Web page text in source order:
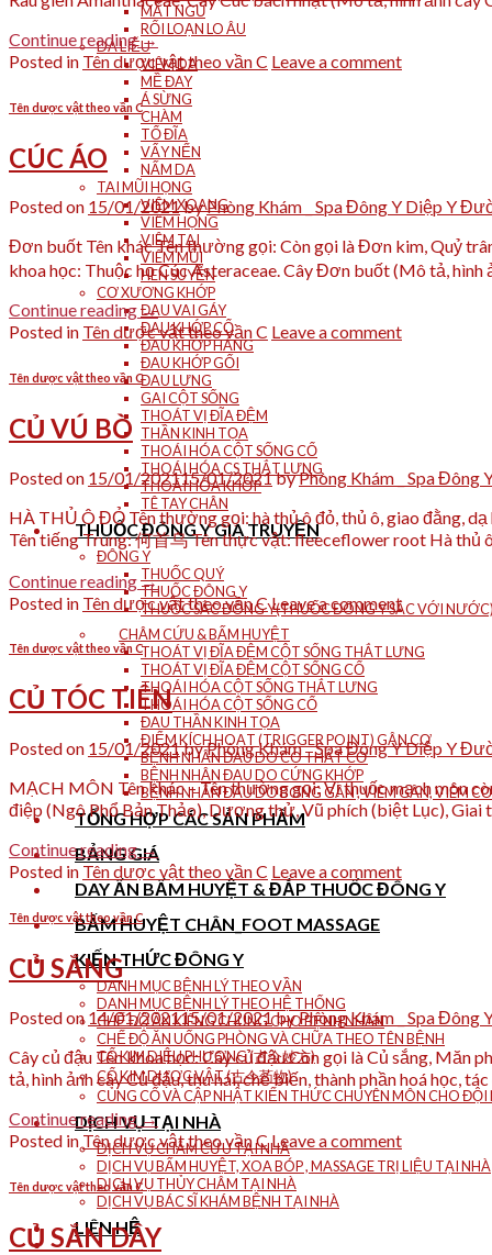
MẤT NGỦ
RỐI LOẠN LO ÂU
DA LIỄU
VIÊM DA
MỀ ĐAY
Á SỪNG
CHÀM
TỔ ĐĨA
VẨY NẾN
NẤM DA
TAI MŨI HỌNG
VIÊM XOANG
VIÊM HỌNG
VIÊM TAI
VIÊM MŨI
HEN SUYỄN
CƠ XƯƠNG KHỚP
ĐAU VAI GÁY
ĐAU KHỚP CỔ
ĐAU KHỚP HÁNG
ĐAU KHỚP GỐI
ĐAU LƯNG
GAI CỘT SỐNG
THOÁT VỊ ĐĨA ĐỆM
THẦN KINH TỌA
THOÁI HÓA CỘT SỐNG CỔ
THOÁI HÓA CS THẮT LƯNG
THOÁI HÓA KHỚP
TÊ TAY CHÂN
THUỐC ĐÔNG Y GIA TRUYỀN
ĐÔNG Y
THUỐC QUÝ
THUỐC ĐÔNG Y
THUỐC SẮC ĐÔNG Y(THUỐC ĐÔNG Y SẮC VỚI NƯỚC)
CHÂM CỨU & BẤM HUYỆT
THOÁT VỊ ĐĨA ĐỆM CỘT SỐNG THẮT LƯNG
THOÁT VỊ ĐĨA ĐỆM CỘT SỐNG CỔ
THOÁI HÓA CỘT SỐNG THẮT LƯNG
THOÁI HÓA CỘT SỐNG CỔ
ĐAU THẦN KINH TỌA
ĐIỂM KÍCH HOẠT (TRIGGER POINT) GÂN CƠ
BỆNH NHÂN ĐAU DO CO THẮT CƠ
BỆNH NHÂN ĐAU DO CỨNG KHỚP
BỆNH NHÂN ĐAU DO BONG GÂN , VIÊM GÂN, VIÊM
TỔNG HỢP CÁC SẢN PHẨM
BẢNG GIÁ
DAY ẤN BẤM HUYỆT & ĐẮP THUỐC ĐÔNG Y
BẤM HUYỆT CHÂN_FOOT MASSAGE
KIẾN THỨC ĐÔNG Y
DANH MỤC BỆNH LÝ THEO VẦN
DANH MỤC BỆNH LÝ THEO HỆ THỐNG
CHẾ ĐỘ ĂN KIÊNG CHUNG CHO BỆNH NHÂN
CHẾ ĐỘ ĂN UỐNG PHÒNG VÀ CHỮA THEO TÊN BỆNH
CỔ KIM DIỆU PHƯƠNG (古今妙方)
CỔ KIM DƯỢC VẬT (古今药物)
CỦNG CỐ VÀ CẬP NHẬT KIẾN THỨC CHUYÊN MÔN CHO ĐỘI
DỊCH VỤ TẠI NHÀ
DỊCH VỤ CHÂM CỨU TẠI NHÀ
DỊCH VỤ BẤM HUYỆT, XOA BÓP , MASSAGE TRỊ LIỆU TẠI NHÀ
DỊCH VỤ THỦY CHÂM TẠI NHÀ
DỊCH VỤ BÁC SĨ KHÁM BỆNH TẠI NHÀ
LIÊN HỆ
Continue reading→
Posted in Tên dược vật theo vần C Leave a comment
Tên dược vật theo vần C
CÚC ÁO
Posted on 15/01/2021byPhòng Khám _ Spa Đông Y Diệp Y
Đơn buốt Tên khác Tên thường gọi: Còn gọi là Đơn kim, Quỷ
khoa học: Thuộc họ Cúc Asteraceae. Cây Đơn buốt (Mô tả,
Continue reading→
Posted in Tên dược vật theo vần C Leave a comment
Tên dược vật theo vần C
CỦ VÚ BÒ
Posted on 15/01/202115/01/2021byPhòng Khám _ Spa
HÀ THỦ Ô ĐỎ Tên thường gọi: hà thủ ô đỏ, thủ ô, giao đằng,
Tên tiếng Trung: 何首乌 Tên thực vật: fleeceflower root Hà thủ
Continue reading→
Posted in Tên dược vật theo vần C Leave a comment
Tên dược vật theo vần C
CỦ TÓC TIÊN
Posted on 15/01/2021byPhòng Khám _ Spa Đông Y Diệp Y
MẠCH MÔN Tên khác – Tên thường gọi: Vị thuốc mạch môn
điệp (Ngô Phổ Bản Thảo), Dương thử, Vũ phích (biệt Lục),
Continue reading→
Posted in Tên dược vật theo vần C Leave a comment
Tên dược vật theo vần C
CỦ SẮNG
Posted on14/01/202115/01/2021byPhòng Khám _ Spa
Cây củ đậu Tên khoa học: Cây củ đậu Còn gọi là Củ sắng, Măn
tả, hình ảnh cây Củ đậu, thu hái, chế biến, thành phần hoá học,
Continue reading →
Posted in Tên dược vật theo vần CLeave a comment
Tên dược vật theo vần C
CỦ SẮN DÂY